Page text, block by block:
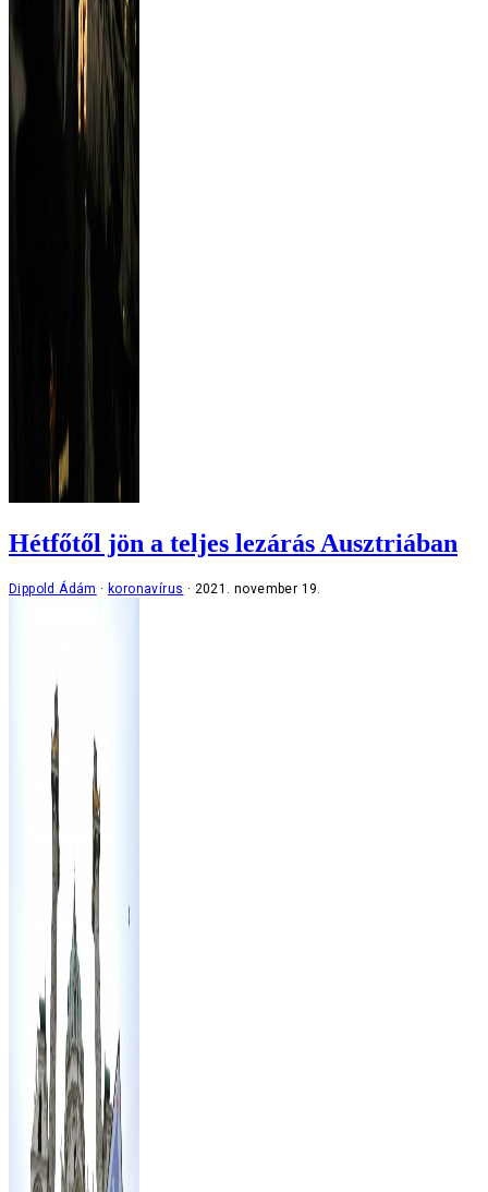
Hétfőtől jön a teljes lezárás Ausztriában
Dippold Ádám koronavírus 2021. november 19.